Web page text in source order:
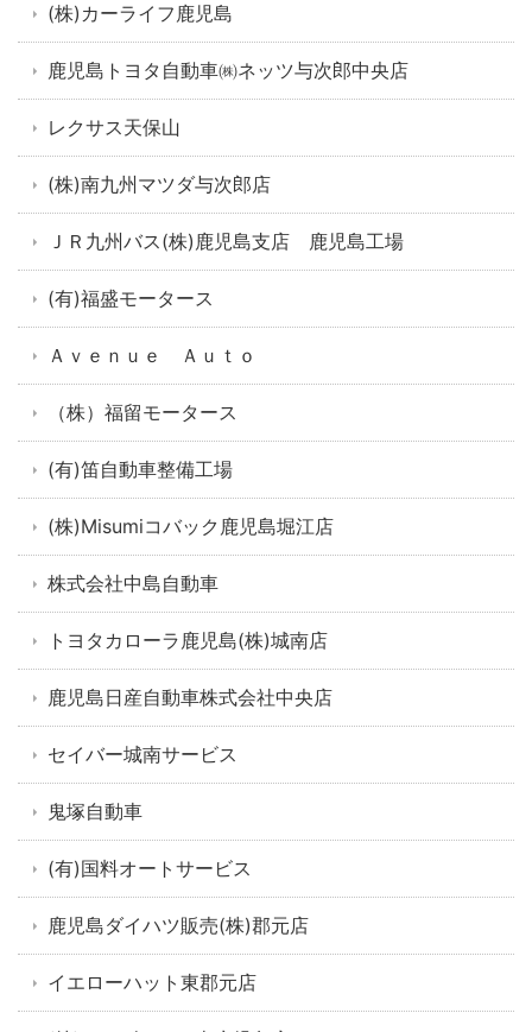
(株)カーライフ鹿児島
鹿児島トヨタ自動車㈱ネッツ与次郎中央店
レクサス天保山
(株)南九州マツダ与次郎店
ＪＲ九州バス(株)鹿児島支店 鹿児島工場
(有)福盛モータース
Ａｖｅｎｕｅ Ａｕｔｏ
（株）福留モータース
(有)笛自動車整備工場
(株)Misumiコバック鹿児島堀江店
株式会社中島自動車
トヨタカローラ鹿児島(株)城南店
鹿児島日産自動車株式会社中央店
セイバー城南サービス
鬼塚自動車
(有)国料オートサービス
鹿児島ダイハツ販売(株)郡元店
イエローハット東郡元店